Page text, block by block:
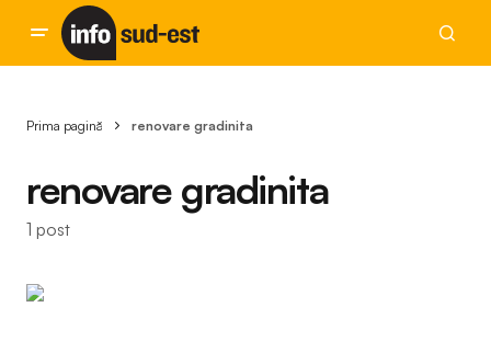
Prima pagină renovare gradinita
renovare gradinita
1 post